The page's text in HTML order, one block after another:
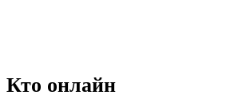
Кто онлайн